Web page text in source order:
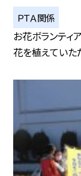
ＰＴＡ関係
お花ボランティ
花を植えていた